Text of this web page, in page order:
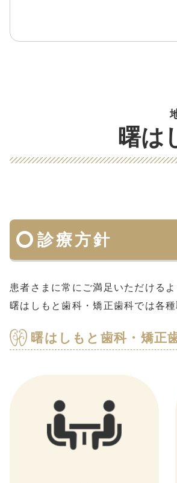
曙は
診療方針
患者さまに常にご満足いただけるよ
曙はしもと歯科・矯正歯科では各
曙はしもと歯科・矯正